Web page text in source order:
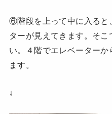
⑥階段を上って中に入ると
ターが見えてきます。そ
い。４階でエレベーター
ます。
↓